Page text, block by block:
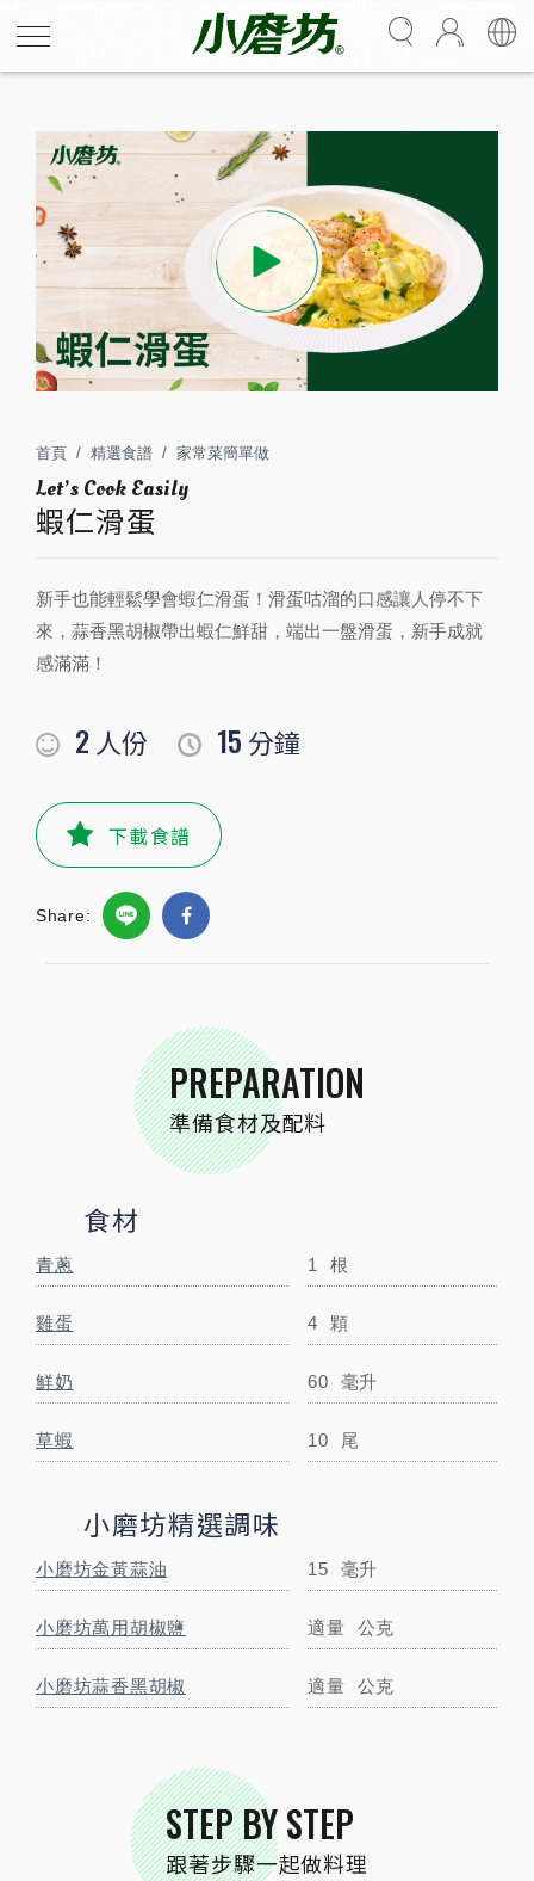
首頁 精選食譜 家常菜簡單做
蝦仁滑蛋
新手也能輕鬆學會蝦仁滑蛋！滑蛋咕溜的口感讓人停不下
來，蒜香黑胡椒帶出蝦仁鮮甜，端出一盤滑蛋，新手成就
感滿滿！
2 人份 15 分鐘
下載食譜
Share:
PREPARATION
準備食材及配料
食材
青蔥 1 根
雞蛋 4 顆
鮮奶 60 毫升
草蝦 10 尾
小磨坊精選調味
小磨坊金黃蒜油 15 毫升
小磨坊萬用胡椒鹽 適量 公克
小磨坊蒜香黑胡椒 適量 公克
STEP BY STEP
跟著步驟一起做料理
蝦仁滑蛋
新手也能輕鬆學會蝦仁滑蛋！滑蛋咕溜的口感讓人停不下
感滿滿！
2人份
PREPARATION
準備食材及配料
雞蛋
小磨坊精選調味
小磨坊金黃蒜油 15 毫升
小磨坊萬用胡椒鹽 適量
STEP BY STEP
跟著步驟一起做料理
STEP01
食材大集合。
02
蝦子剝殼去腸泥